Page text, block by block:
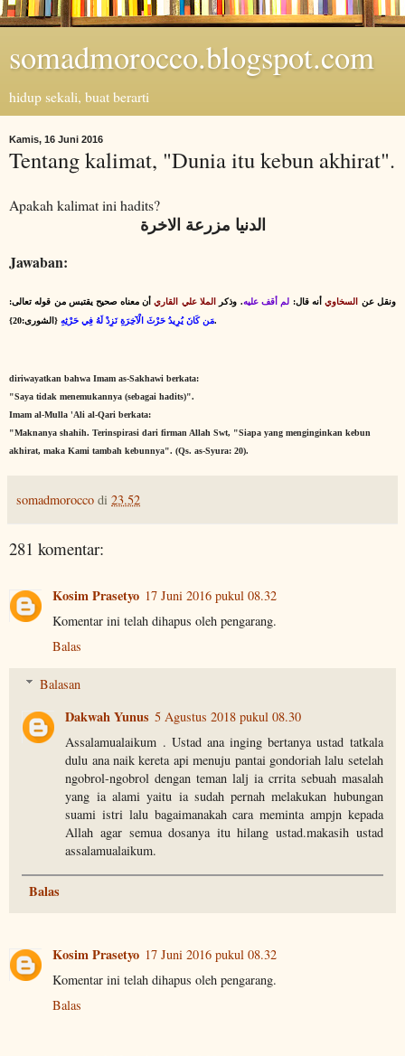
somadmorocco.blogspot.com
hidup sekali, buat berarti
Kamis, 16 Juni 2016
Tentang kalimat, "Dunia itu kebun akhirat".
Apakah kalimat ini hadits?
الدنيا مزرعة الاخرة
Jawaban:
ونقل عن السخاويأنه قال: لم أقف عليه. وذكر الملا علي القاريأن معناه صحيح يقتبس من قوله تعالى:
مَن كَانَ يُرِيدُ حَرْثَ الْآخِرَةِ نَزِدْ لَهُ فِي حَرْثِهِ{الشورى:20}.
diriwayatkan bahwa Imam as-Sakhawi berkata:
"Saya tidak menemukannya (sebagai hadits)".
Imam al-Mulla 'Ali al-Qari berkata:
"Maknanya shahih. Terinspirasi dari firman Allah Swt, "Siapa yang menginginkan kebun
akhirat, maka Kami tambah kebunnya". (Qs. as-Syura: 20).
somadmorocco di 23.52
281 komentar:
Kosim Prasetyo 17 Juni 2016 pukul 08.32
Komentar ini telah dihapus oleh pengarang.
Balas
Balasan
Dakwah Yunus 5 Agustus 2018 pukul 08.30
Assalamualaikum . Ustad ana inging bertanya ustad tatkala
dulu ana naik kereta api menuju pantai gondoriah lalu setelah
ngobrol-ngobrol dengan teman lalj ia crrita sebuah masalah
yang ia alami yaitu ia sudah pernah melakukan hubungan
suami istri lalu bagaimanakah cara meminta ampjn kepada
Allah agar semua dosanya itu hilang ustad.makasih ustad
assalamualaikum.
Balas
Kosim Prasetyo 17 Juni 2016 pukul 08.32
Komentar ini telah dihapus oleh pengarang.
Balas